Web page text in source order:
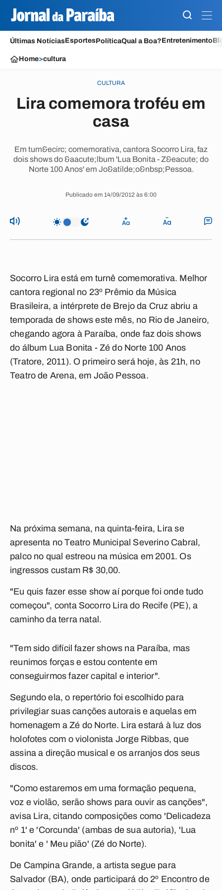
Últimas NotíciasEsportesPolíticaQual a Boa?Entretenimento
Home>cultura
CULTURA
Lira comemora troféu em
casa
Em turn&ecirc; comemorativa, cantora Socorro Lira, faz
dois shows do &aacute;lbum 'Lua Bonita - Z&eacute; do
Norte 100 Anos' em Jo&atilde;o&nbsp;Pessoa.
Publicado em 14/09/2012 às 6:00
Socorro Lira está em turnê comemorativa. Melhor
cantora regional no 23º Prêmio da Música
Brasileira, a intérprete de Brejo da Cruz abriu a
temporada de shows este mês, no Rio de Janeiro,
chegando agora à Paraíba, onde faz dois shows
do álbum Lua Bonita - Zé do Norte 100 Anos
(Tratore, 2011). O primeiro será hoje, às 21h, no
Teatro de Arena, em João Pessoa.
Na próxima semana, na quinta-feira, Lira se
apresenta no Teatro Municipal Severino Cabral,
palco no qual estreou na música em 2001. Os
ingressos custam R$ 30,00.
"Eu quis fazer esse show aí porque foi onde tudo
começou", conta Socorro Lira do Recife (PE), a
caminho da terra natal.
"Tem sido difícil fazer shows na Paraíba, mas
reunimos forças e estou contente em
conseguirmos fazer capital e interior".
Segundo ela, o repertório foi escolhido para
privilegiar suas canções autorais e aquelas em
homenagem a Zé do Norte. Lira estará à luz dos
holofotes com o violonista Jorge Ribbas, que
assina a direção musical e os arranjos dos seus
discos.
"Como estaremos em uma formação pequena,
voz e violão, serão shows para ouvir as canções",
avisa Lira, citando composições como 'Delicadeza
nº 1' e 'Corcunda' (ambas de sua autoria), 'Lua
bonita' e ' Meu pião' (Zé do Norte).
De Campina Grande, a artista segue para
Salvador (BA), onde participará do 2º Encontro de